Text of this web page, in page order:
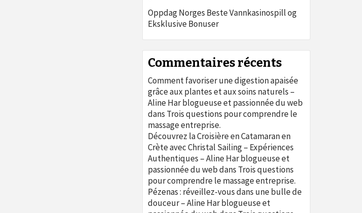
Oppdag Norges Beste Vannkasinospill og
Eksklusive Bonuser
Commentaires récents
Comment favoriser une digestion apaisée
grâce aux plantes et aux soins naturels –
Aline Har blogueuse et passionnée du web
dans Trois questions pour comprendre le
massage entreprise.
Découvrez la Croisière en Catamaran en
Crète avec Christal Sailing – Expériences
Authentiques – Aline Har blogueuse et
passionnée du webdans Trois questions
pour comprendre le massage entreprise.
Pézenas : réveillez-vous dans une bulle de
douceur – Aline Har blogueuse et